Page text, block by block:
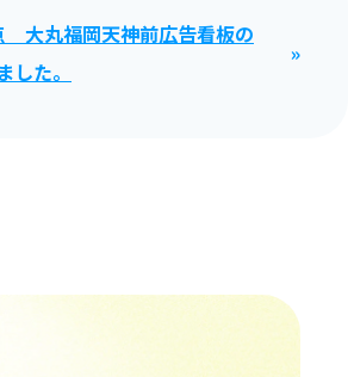
大丸福岡天神前広告看板の
た。